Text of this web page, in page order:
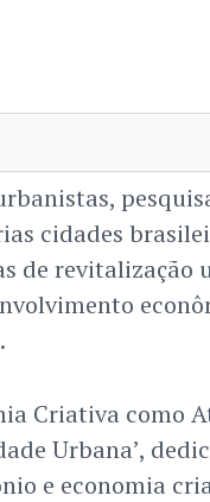
cidades
de revitalização
Criativa como
Urbana’,
e economia